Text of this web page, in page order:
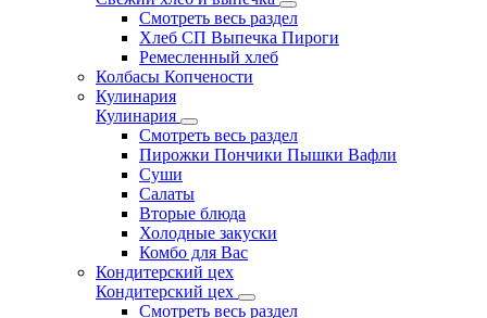
Смотреть весь раздел
Хлеб СП Выпечка Пироги
Ремесленный хлеб
Колбасы Копчености
Кулинария
Кулинария
Смотреть весь раздел
Пирожки Пончики Пышки Вафли
Суши
Салаты
Вторые блюда
Холодные закуски
Комбо для Вас
Кондитерский цех
Кондитерский цех
Смотреть весь раздел